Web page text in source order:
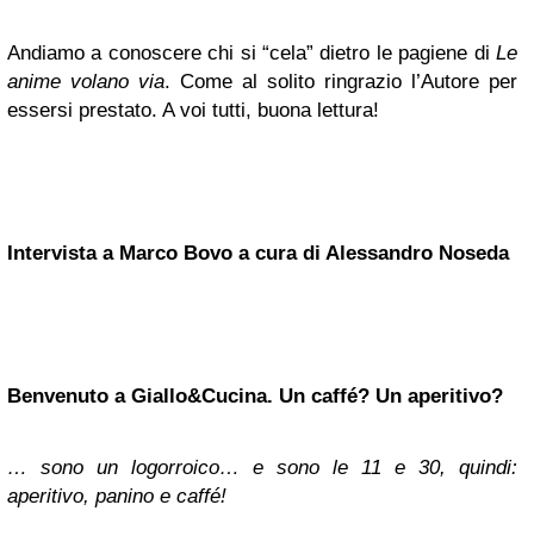
Andiamo a conoscere chi si “cela” dietro le pagiene di Le
anime volano via. Come al solito ringrazio l’Autore per
essersi prestato. A voi tutti, buona lettura!
Intervista a Marco Bovo a cura di Alessandro Noseda
Benvenuto a Giallo&Cucina. Un caffé? Un aperitivo?
… sono un logorroico… e sono le 11 e 30, quindi:
aperitivo, panino e caffé!